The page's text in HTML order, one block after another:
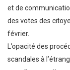
et de
des votes des
février.
L’opacité des
scandales à